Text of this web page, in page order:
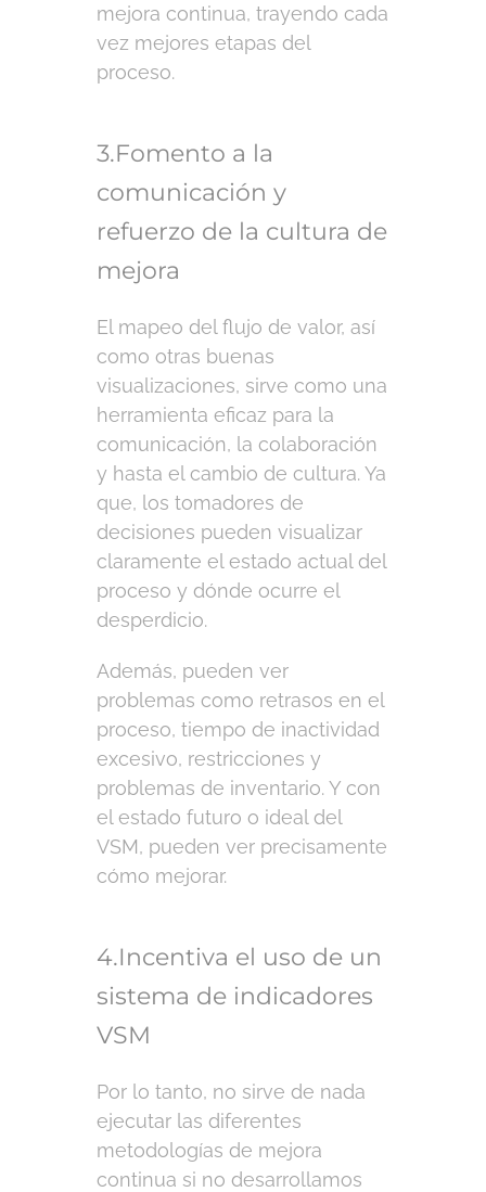
mejora continua, trayendo cada
vez mejores etapas del
proceso.
3.Fomento a la
comunicación y
refuerzo de la cultura de
mejora
El mapeo del flujo de valor, así
como otras buenas
visualizaciones, sirve como una
herramienta eficaz para la
comunicación, la colaboración
y hasta el cambio de cultura. Ya
que, los tomadores de
decisiones pueden visualizar
claramente el estado actual del
proceso y dónde ocurre el
desperdicio.
Además, pueden ver
problemas como retrasos en el
proceso, tiempo de inactividad
excesivo, restricciones y
problemas de inventario. Y con
el estado futuro o ideal del
VSM, pueden ver precisamente
cómo mejorar.
4.Incentiva el uso de un
sistema de indicadores
VSM
Por lo tanto, no sirve de nada
ejecutar las diferentes
metodologías de mejora
continua si no desarrollamos